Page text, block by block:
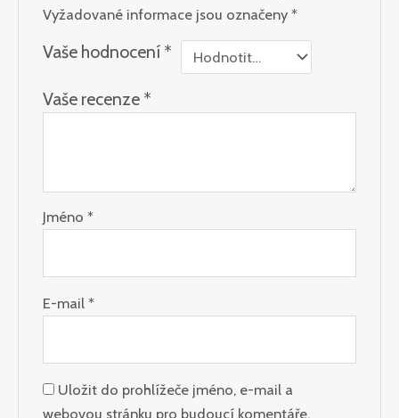
Vyžadované informace jsou označeny*
Vaše hodnocení *
Vaše recenze *
Jméno*
E-mail*
Uložit do prohlížeče jméno, e-mail a
webovou stránku pro budoucí komentáře.